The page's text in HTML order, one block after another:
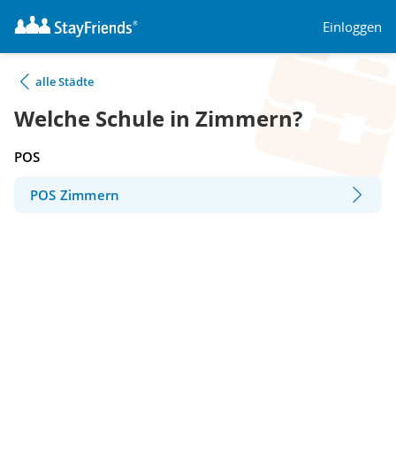
Einloggen
alle Städte
Welche Schule in Zimmern?
POS
POS Zimmern